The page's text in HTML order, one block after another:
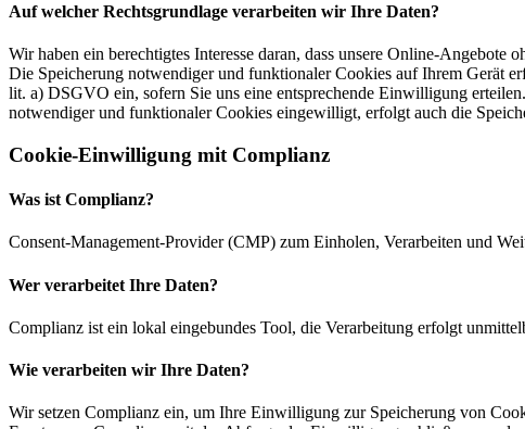
Auf welcher Rechtsgrundlage verarbeiten wir Ihre Daten?
Wir haben ein berechtigtes Interesse daran, dass unsere Online-
Die Speicherung notwendiger und funktionaler Cookies auf Ihrem Gerät
lit. a) DSGVO ein, sofern Sie uns eine entsprechende Einwilligung
notwendiger und funktionaler Cookies eingewilligt, erfolgt auch die
Cookie-Einwilligung mit Complianz
Was ist Complianz?
Consent-Management-Provider (CMP) zum Einholen, Verarbeiten und
Wer verarbeitet Ihre Daten?
Complianz ist ein lokal eingebundes Tool, die Verarbeitung erfolgt
Wie verarbeiten wir Ihre Daten?
Wir setzen Complianz ein, um Ihre Einwilligung zur Speicherung von